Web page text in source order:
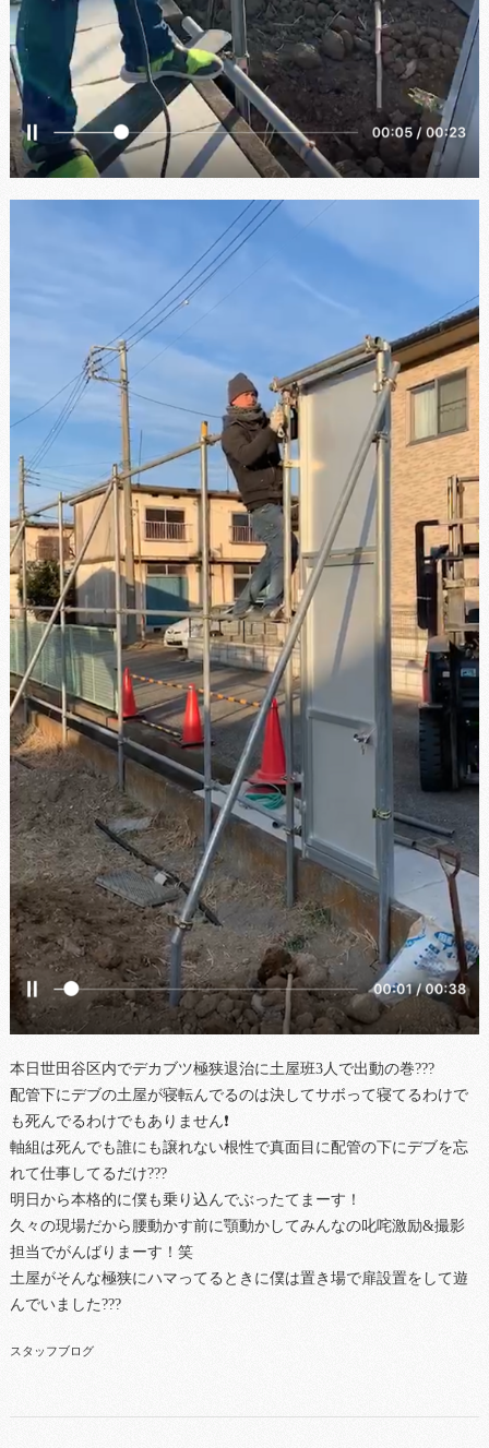
本日世田谷区内でデカブツ極狭退治に土屋班3人で出動の巻???
配管下にデブの土屋が寝転んでるのは決してサボって寝てるわけで
も死んでるわけでもありません❗️
軸組は死んでも誰にも譲れない根性で真面目に配管の下にデブを忘
れて仕事してるだけ???
明日から本格的に僕も乗り込んでぶったてまーす！
久々の現場だから腰動かす前に顎動かしてみんなの叱咤激励&撮影
担当でがんばりまーす！笑
土屋がそんな極狭にハマってるときに僕は置き場で扉設置をして遊
んでいました???
スタッフブログ